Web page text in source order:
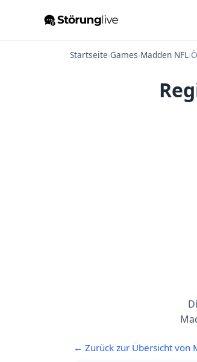
Startseite›Games›Madden NFL›
← Zurück zur Übersicht von